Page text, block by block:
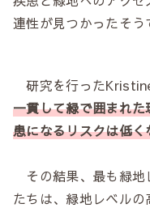
連性が見つかったそう
研究を行った
一貫して緑で囲まれ
患になるリスクは低く
その結果、最も緑地
たちは、緑地レベル